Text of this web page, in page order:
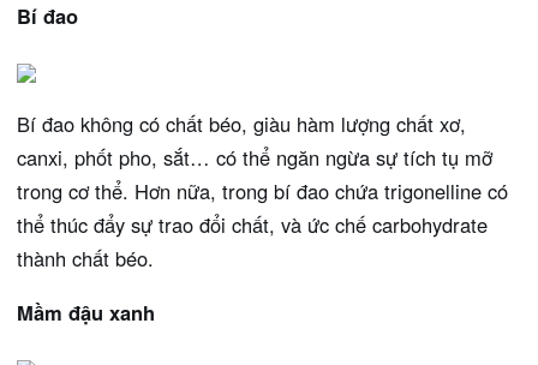
Bí đao
Bí đao không có chất béo, giàu hàm lượng chất xơ,
canxi, phốt pho, sắt… có thể ngăn ngừa sự tích tụ mỡ
trong cơ thể. Hơn nữa, trong bí đao chứa trigonelline có
thể thúc đẩy sự trao đổi chất, và ức chế carbohydrate
thành chất béo.
Mầm đậu xanh